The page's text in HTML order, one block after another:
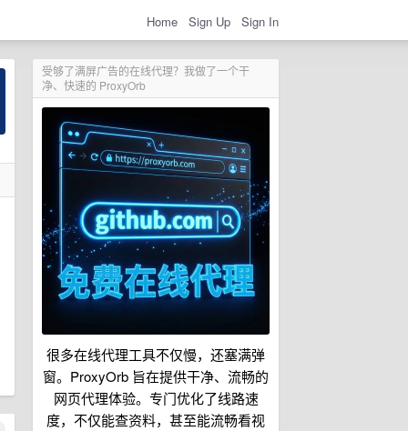
Home Sign Up Sign In
受够了满屏广告的在线代理？我做了一个干
净、快速的 ProxyOrb
很多在线代理工具不仅慢，还塞满弹
窗。ProxyOrb 旨在提供干净、流畅的
网页代理体验。专门优化了线路速
度，不仅能查资料，甚至能流畅看视